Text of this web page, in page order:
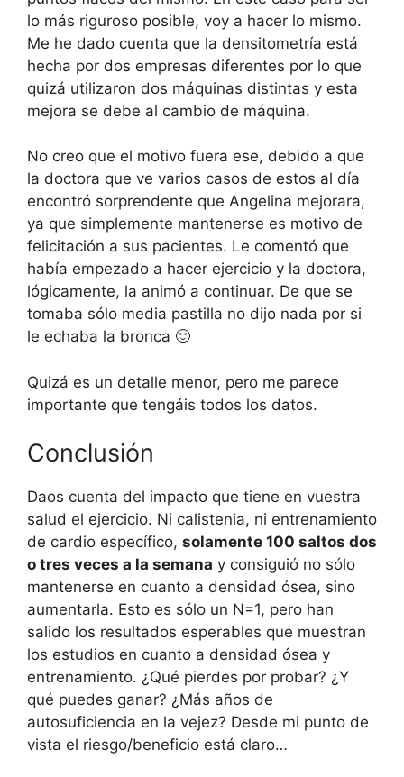
lo más riguroso posible, voy a hacer lo mismo.
Me he dado cuenta que la densitometría está
hecha por dos empresas diferentes por lo que
quizá utilizaron dos máquinas distintas y esta
mejora se debe al cambio de máquina.
No creo que el motivo fuera ese, debido a que
la doctora que ve varios casos de estos al día
encontró sorprendente que Angelina mejorara,
ya que simplemente mantenerse es motivo de
felicitación a sus pacientes. Le comentó que
había empezado a hacer ejercicio y la doctora,
lógicamente, la animó a continuar. De que se
tomaba sólo media pastilla no dijo nada por si
le echaba la bronca 🙂
Quizá es un detalle menor, pero me parece
importante que tengáis todos los datos.
Conclusión
Daos cuenta del impacto que tiene en vuestra
salud el ejercicio. Ni calistenia, ni entrenamiento
de cardio específico, solamente 100 saltos dos
o tres veces a la semana y consiguió no sólo
mantenerse en cuanto a densidad ósea, sino
aumentarla. Esto es sólo un N=1, pero han
salido los resultados esperables que muestran
los estudios en cuanto a densidad ósea y
entrenamiento. ¿Qué pierdes por probar? ¿Y
qué puedes ganar? ¿Más años de
autosuficiencia en la vejez? Desde mi punto de
vista el riesgo/beneficio está claro…